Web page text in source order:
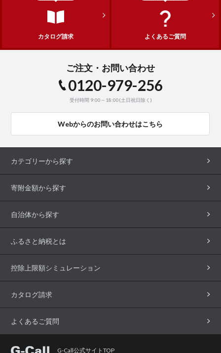
カタログ請求 よくあるご質問
ご注文・お問い合わせ
0120-979-256
受付時間 9:00～18:00(土日祝日除く)
Webからのお問い合わせはこちら
カテゴリーから探す
寄附金額から探す
自治体から探す
ふるさと納税とは
控除上限額シミュレーション
カタログ請求
よくあるご質問
G-Call公式サイトTOP